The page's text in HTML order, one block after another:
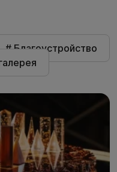
# Благоустройство